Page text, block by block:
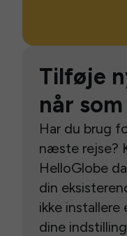
Tilføje
når
Har du brug
næste rejse?
HelloGlobe
din
ikke
dine